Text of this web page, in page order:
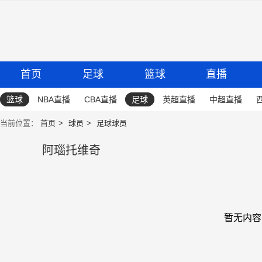
首页 足球 篮球 直播
篮球 NBA直播 CBA直播 足球 英超直播 中超直播
当前位置： 首页 球员 足球球员
阿瑙托维奇
暂无内容